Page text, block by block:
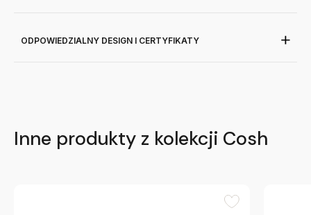
ODPOWIEDZIALNY DESIGN I CERTYFIKATY
Inne produkty z kolekcji Cosh